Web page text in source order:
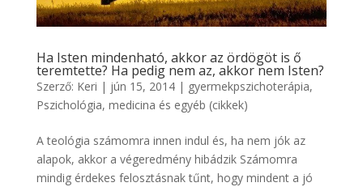
Ha Isten mindenható, akkor az ördögöt is ő
teremtette? Ha pedig nem az, akkor nem Isten?
Szerző: Keri | jún 15, 2014| gyermekpszichoterápia,
Pszichológia, medicina és egyéb (cikkek)
A teológia számomra innen indul és, ha nem jók az
alapok, akkor a végeredmény hibádzik Számomra
mindig érdekes felosztásnak tűnt, hogy mindent a jó